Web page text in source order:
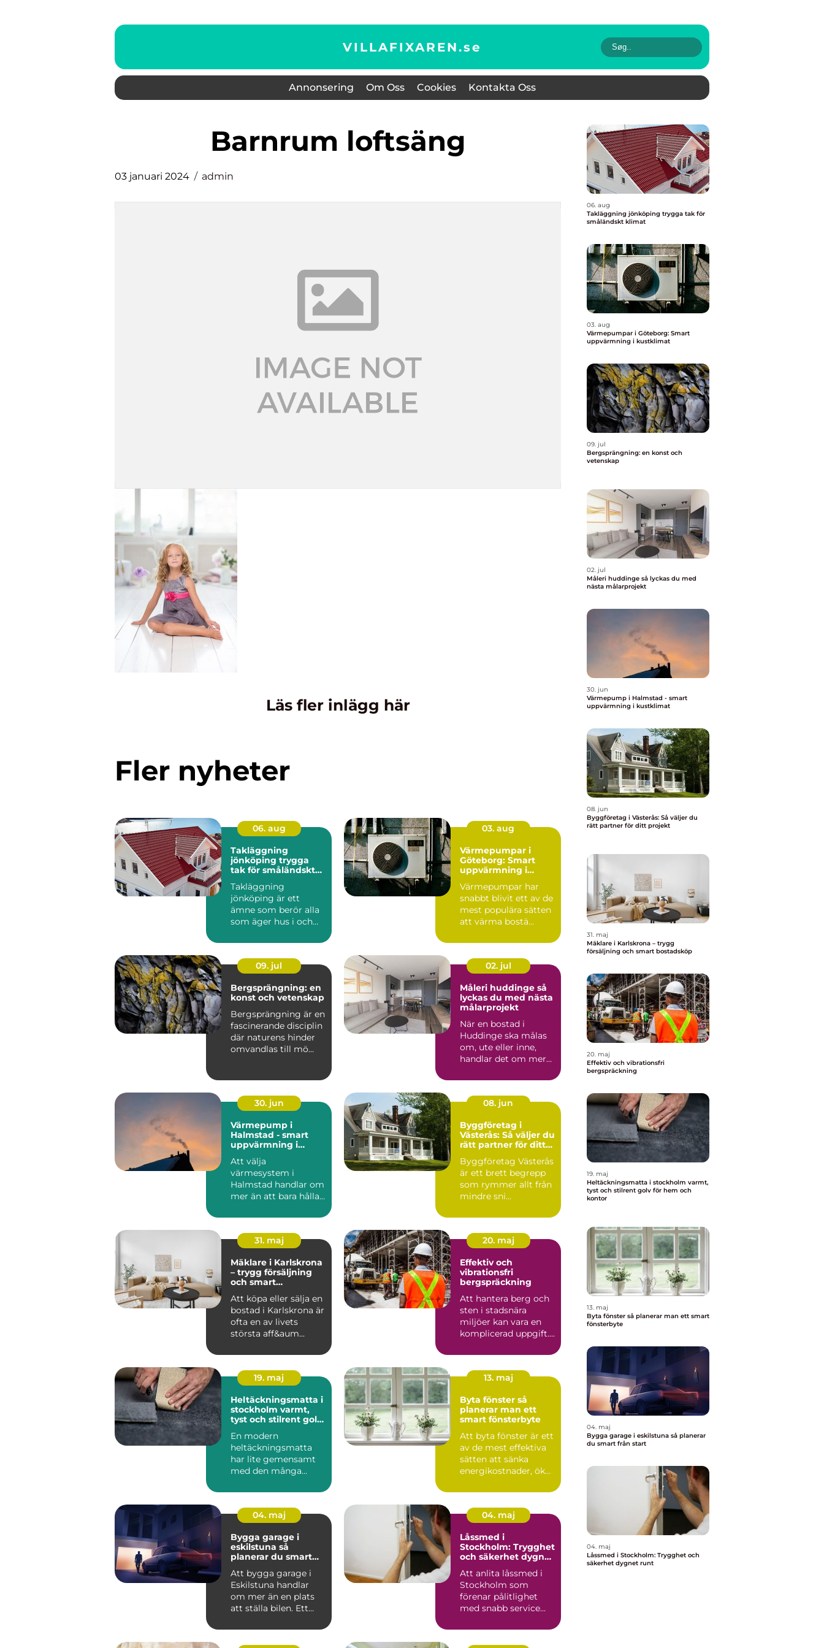
VILLAFIXAREN.se
Annonsering Om Oss Cookies Kontakta Oss
barnrum loftsäng
03 januari 2024 admin
Läs fler inlägg här
Fler nyheter
06. aug
Takläggning
jönköping trygga
tak för småländskt
Takläggning
jönköping är ett
ämne som berör alla
som äger hus i och
villor i...
03. aug
Värmepumpar i
Göteborg: Smart
uppvärmning i
Värmepumpar har
snabbt blivit ett av de
mest populära sätten
att värma bostä...
09. jul
Bergsprängning: en
konst och vetenskap
Bergsprängning är en
fascinerande disciplin
där naturens hinder
omvandlas till mö...
02. jul
Måleri huddinge så
lyckas du med nästa
målarprojekt
När en bostad i
Huddinge ska målas
om, ute eller inne,
handlar det om mer
professi...
30. jun
Värmepump i
Halmstad - smart
uppvärmning i
Att välja
värmesystem i
Halmstad handlar om
mer än att bara hålla
08. jun
Byggföretag i
Västerås: Så väljer du
rätt partner för ditt
Byggföretag Västerås
är ett brett begrepp
som rymmer allt från
mindre sni...
31. maj
Mäklare i Karlskrona
– trygg försäljning
och smart
Att köpa eller sälja en
bostad i Karlskrona är
ofta en av livets
största aff&aum...
20. maj
Effektiv och
vibrationsfri
bergspräckning
Att hantera berg och
sten i stadsnära
miljöer kan vara en
komplicerad uppgift.
19. maj
Heltäckningsmatta i
stockholm varmt,
tyst och stilrent golv
En modern
heltäckningsmatta
har lite gemensamt
med den många
80-talet. Dagens
mat...
13. maj
Byta fönster så
planerar man ett
smart fönsterbyte
Att byta fönster är ett
av de mest effektiva
sätten att sänka
energikostnader, öka
o...
04. maj
Bygga garage i
eskilstuna så
planerar du smart
Att bygga garage i
Eskilstuna handlar
om mer än en plats
att ställa bilen. Ett
ger...
04. maj
Låssmed i
Stockholm: Trygghet
och säkerhet dygnet
Att anlita låssmed i
Stockholm som
förenar pålitlighet
med snabb service
06. aug
Takläggning jönköping trygga tak för
småländskt klimat
03. aug
Värmepumpar i Göteborg: Smart
uppvärmning i kustklimat
09. jul
Bergsprängning: en konst och
vetenskap
02. jul
Måleri huddinge så lyckas du med
nästa målarprojekt
30. jun
Värmepump i Halmstad - smart
uppvärmning i kustklimat
08. jun
Byggföretag i Västerås: Så väljer du
rätt partner för ditt projekt
31. maj
Mäklare i Karlskrona – trygg
försäljning och smart bostadsköp
20. maj
Effektiv och vibrationsfri
bergspräckning
19. maj
Heltäckningsmatta i stockholm varmt,
tyst och stilrent golv för hem och
kontor
13. maj
Byta fönster så planerar man ett smart
fönsterbyte
04. maj
Bygga garage i eskilstuna så planerar
du smart från start
04. maj
Låssmed i Stockholm: Trygghet och
säkerhet dygnet runt